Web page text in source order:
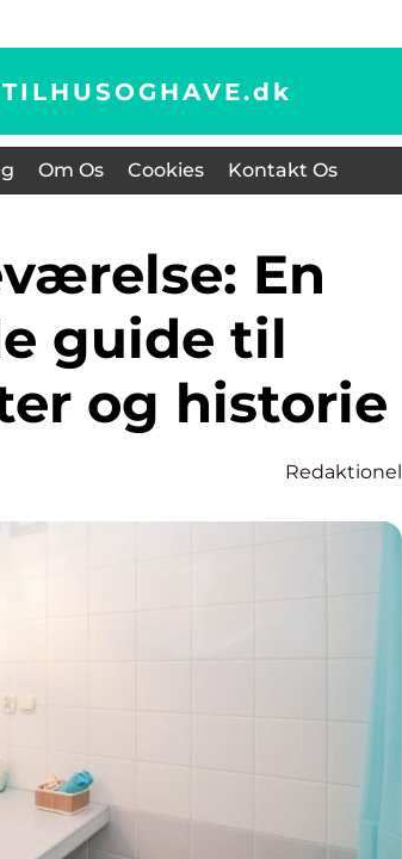
dk
Om Os Cookies Kontakt Os
guide til
og historie
Redaktionel